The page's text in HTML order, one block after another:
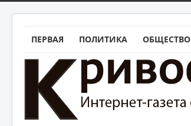
ПЕРВАЯ ПОЛИТИКА ОБЩЕСТВО